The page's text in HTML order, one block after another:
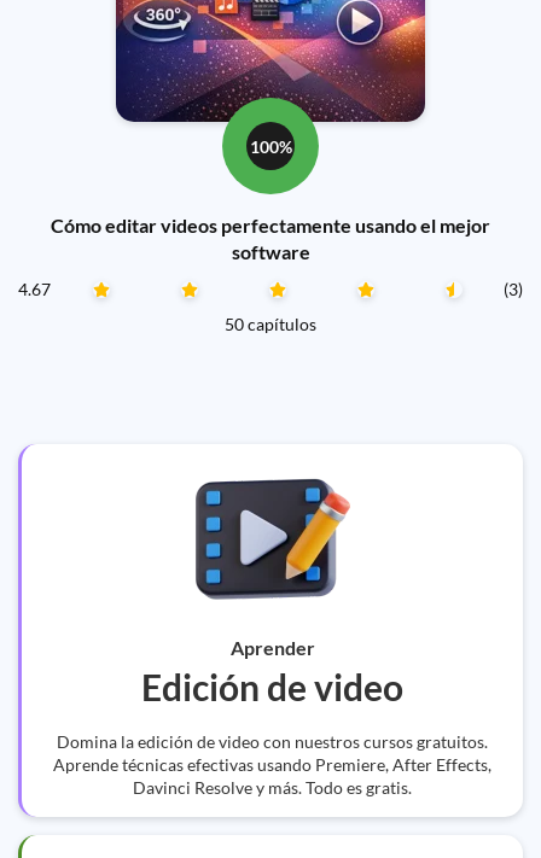
100%
Cómo editar videos perfectamente usando el mejor
software
4.67
(3)
50 capítulos
Aprender
Edición de video
Domina la edición de video con nuestros cursos gratuitos.
Aprende técnicas efectivas usando Premiere, After Effects,
Davinci Resolve y más. Todo es gratis.